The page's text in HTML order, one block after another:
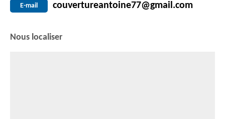
E-mail couvertureantoine77@gmail.com
Nous localiser